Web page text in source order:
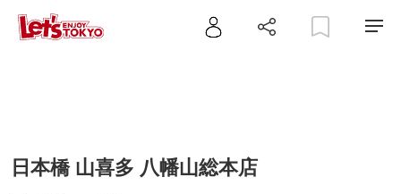
日本橋 山喜多 八幡山総本店